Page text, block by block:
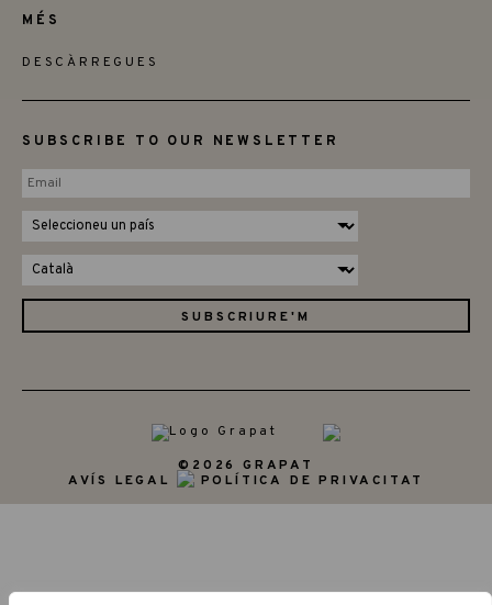
MÉS
DESCÀRREGUES
SUBSCRIBE TO OUR NEWSLETTER
©2026 GRAPAT
AVÍS LEGAL
POLÍTICA DE PRIVACITAT